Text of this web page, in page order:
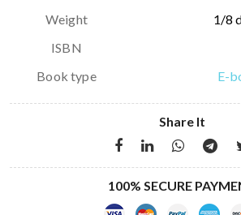
Weight
1/8
ISBN
Book type
E-
Share It
100% SECURE